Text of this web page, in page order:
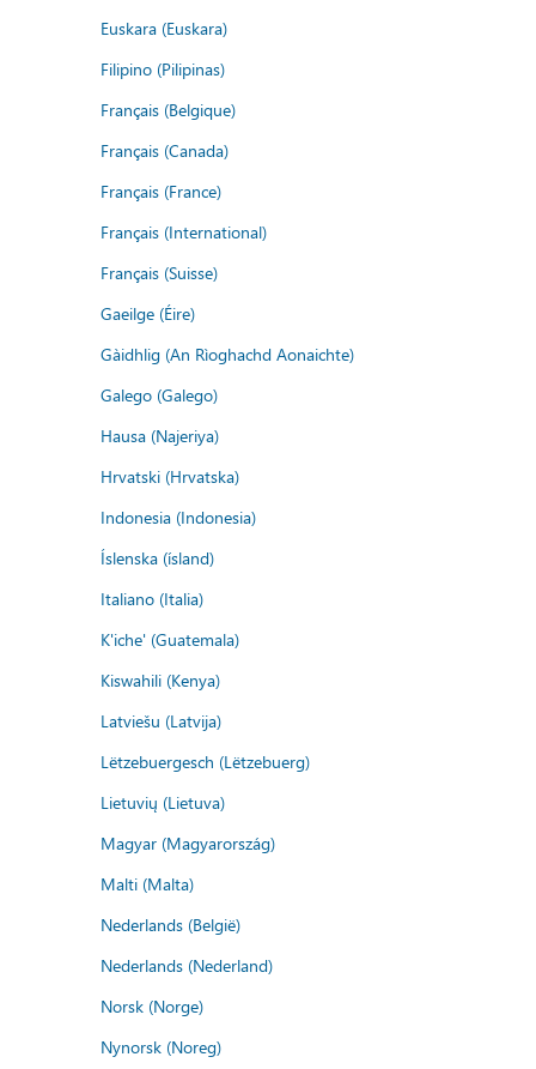
Euskara (Euskara)
Filipino (Pilipinas)
Français (Belgique)
Français (Canada)
Français (France)
Français (International)
Français (Suisse)
Gaeilge (Éire)
Gàidhlig (An Rìoghachd Aonaichte)
Galego (Galego)
Hausa (Najeriya)
Hrvatski (Hrvatska)
Indonesia (Indonesia)
Íslenska (ísland)
Italiano (Italia)
K'iche' (Guatemala)
Kiswahili (Kenya)
Latviešu (Latvija)
Lëtzebuergesch (Lëtzebuerg)
Lietuvių (Lietuva)
Magyar (Magyarország)
Malti (Malta)
Nederlands (België)
Nederlands (Nederland)
Norsk (Norge)
Nynorsk (Noreg)